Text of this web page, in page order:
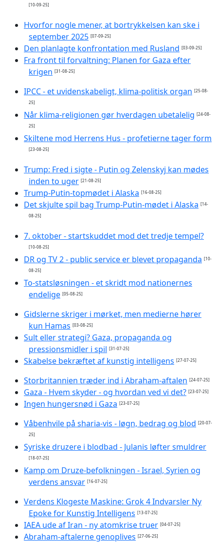
[10-09-25]
Hvorfor nogle mener, at bortrykkelsen kan ske i
september 2025 [07-09-25]
Den planlagte konfrontation med Rusland [03-09-25]
Fra front til forvaltning: Planen for Gaza efter
krigen [31-08-25]
IPCC - et uvidenskabeligt, klima-politisk organ [25-08-
25]
Når klima-religionen gør hverdagen ubetalelig [24-08-
25]
Skiltene mod Herrens Hus - profetierne tager form
[23-08-25]
Trump: Fred i sigte - Putin og Zelenskyj kan mødes
inden to uger [21-08-25]
Trump-Putin-topmødet i Alaska [16-08-25]
Det skjulte spil bag Trump-Putin-mødet i Alaska [14-
08-25]
7. oktober - startskuddet mod det tredje tempel?
[10-08-25]
DR og TV 2 - public service er blevet propaganda [10-
08-25]
To-statsløsningen - et skridt mod nationernes
endelige [05-08-25]
Gidslerne skriger i mørket, men medierne hører
kun Hamas [03-08-25]
Sult eller strategi? Gaza, propaganda og
pressionsmidler i spil [31-07-25]
Skabelse bekræftet af kunstig intelligens [27-07-25]
Storbritannien træder ind i Abraham-aftalen [24-07-25]
Gaza - Hvem skyder - og hvordan ved vi det? [23-07-25]
Ingen hungersnød i Gaza [23-07-25]
Våbenhvile på sharia-vis - løgn, bedrag og blod [20-07-
25]
Syriske druzere i blodbad - Julanis løfter smuldrer
[18-07-25]
Kamp om Druze-befolkningen - Israel, Syrien og
verdens ansvar [16-07-25]
Verdens Klogeste Maskine: Grok 4 Indvarsler Ny
Epoke for Kunstig Intelligens [13-07-25]
IAEA ude af Iran - ny atomkrise truer [04-07-25]
Abraham-aftalerne genoplives [27-06-25]